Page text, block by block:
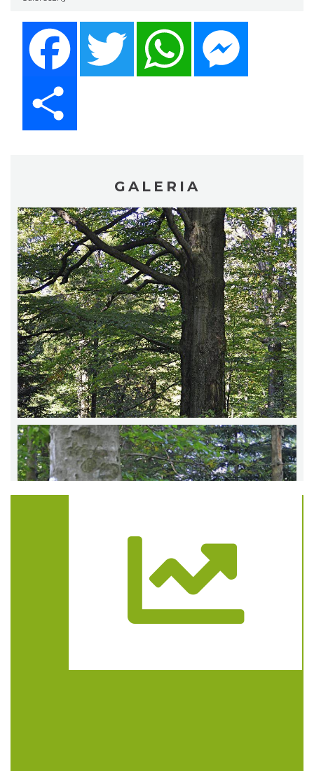
Twitter WhatsApp
GALERIA
Trasa